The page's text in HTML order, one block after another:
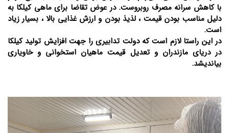
با کاهش سرانه مصرف روبروست. در عوض تقاضا برای ماهی کیلکا به
دلیل مناسب بودن قیمت ، لذیذ بودن و ارزش غذایی بالا ، بسیار زیاد
است.
در این راستا لازم است که دولت تدابیری را جهت افزایش تولید کیلکا
در دریای مازندران و تعدیل قیمت ماهیان استخوانی و خاویاری
بیاندیشد.